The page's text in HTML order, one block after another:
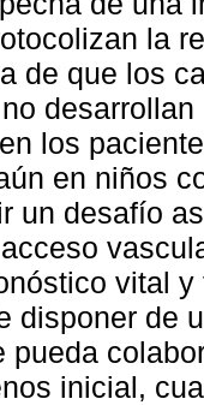
la
de que los
los
en niños
un desafío
vital
disponer de
pueda
inicial,